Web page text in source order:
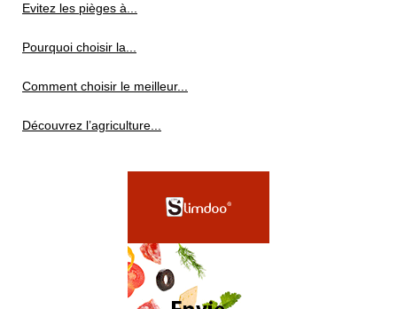
Evitez les pièges à...
Pourquoi choisir la...
Comment choisir le meilleur...
Découvrez l’agriculture...